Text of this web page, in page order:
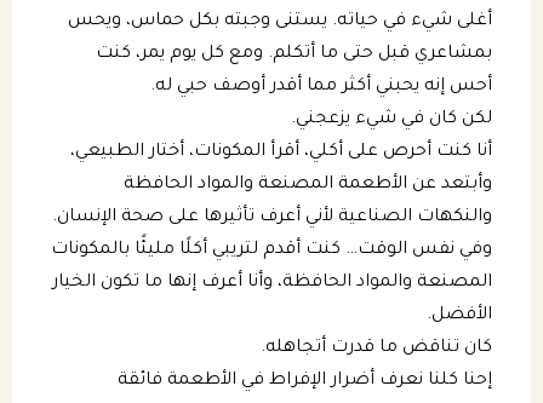
باقات الرعاية الصحية للكلب
بكجات التوفير الشهرية للقطط
باقات الرعاية الصحية للقطط
أغلى شيء في حياته. يستنى وجبته بكل حماس، ويحس
بمشاعري قبل حتى ما أتكلم. ومع كل يوم يمر، كنت
أحس إنه يحبني أكثر مما أقدر أوصف حبي له.
لكن كان في شيء يزعجني.
أنا كنت أحرص على أكلي، أقرأ المكونات، أختار الطبيعي،
وأبتعد عن الأطعمة المصنعة والمواد الحافظة
والنكهات الصناعية لأني أعرف تأثيرها على صحة الإنسان.
وفي نفس الوقت… كنت أقدم لتريبي أكلًا مليئًا بالمكونات
المصنعة والمواد الحافظة، وأنا أعرف إنها ما تكون الخيار
الأفضل.
كان تناقض ما قدرت أتجاهله.
إحنا كلنا نعرف أضرار الإفراط في الأطعمة فائقة